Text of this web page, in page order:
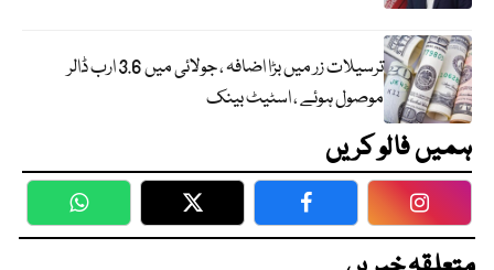
ترسیلات زر میں بڑا اضافہ ، جولائی میں 3.6 ارب ڈالر
موصول ہوئے ، اسٹیٹ بینک
ہمیں فالو کریں
WhatsApp Twitter Facebook